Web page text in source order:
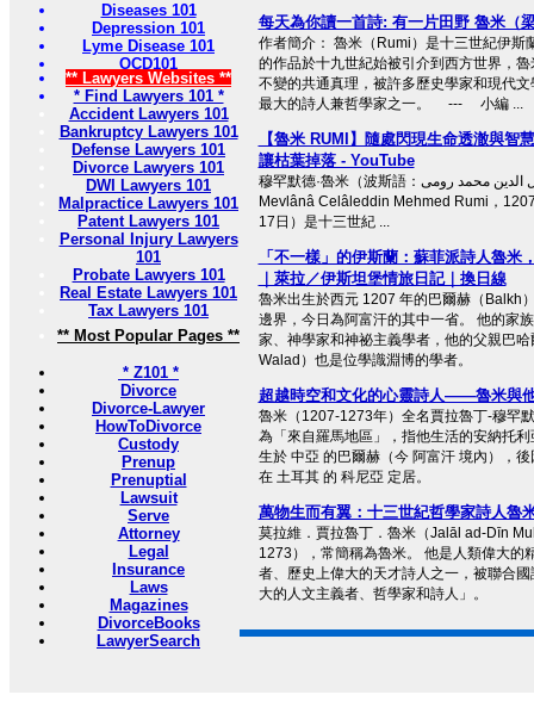
Diseases 101
Depression 101
Lyme Disease 101
OCD101
** Lawyers Websites **
* Find Lawyers 101 *
Accident Lawyers 101
Bankruptcy Lawyers 101
Defense Lawyers 101
Divorce Lawyers 101
DWI Lawyers 101
Malpractice Lawyers 101
Patent Lawyers 101
Personal Injury Lawyers
101
Probate Lawyers 101
Real Estate Lawyers 101
Tax Lawyers 101
** Most Popular Pages **
* Z101 *
Divorce
Divorce-Lawyer
HowToDivorce
Custody
Prenup
Prenuptial
Lawsuit
Serve
Attorney
Legal
Insurance
Laws
Magazines
DivorceBooks
LawyerSearch
每天為你讀一首詩: 有一片田野 魯米（
作者簡介： 魯米（Rumi）是十三世紀伊斯
的作品於十九世紀始被引介到西方世界，
不變的共通真理，被許多歷史學家和現代
最大的詩人兼哲學家之一。 ⠀ --- ⠀ 小編 ...
【魯米 RUMI】隨處閃現生命透澈與智
讓枯葉掉落 - YouTube
穆罕默德·魯米（波斯語：مولانا جلال الدین محمد رومی‎，土耳其語：
Mevlânâ Celâleddin Mehmed Rumi，
17日）是十三世紀 ...
「不一樣」的伊斯蘭：蘇菲派詩人魯米
｜萊拉／伊斯坦堡情旅日記｜換日線
魯米出生於西元 1207 年的巴爾赫（Balkh
邊界，今日為阿富汗的其中一省。 他的家
家、神學家和神祕主義學者，他的父親巴
Walad）也是位學識淵博的學者。
超越時空和文化的心靈詩人——魯米與
魯米（1207-1273年）全名賈拉魯丁-穆罕
為「來自羅馬地區」，指他生活的安納托
生於 中亞 的巴爾赫（今 阿富汗 境內），
在 土耳其 的 科尼亞 定居。
萬物生而有翼：十三世紀哲學家詩人魯
莫拉維．賈拉魯丁．魯米（Jalāl ad-Dīn
1273），常簡稱為魯米。 他是人類偉大的
者、歷史上偉大的天才詩人之一，被聯合
大的人文主義者、哲學家和詩人」。